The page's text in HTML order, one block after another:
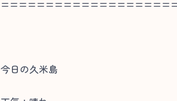
今日の久米島